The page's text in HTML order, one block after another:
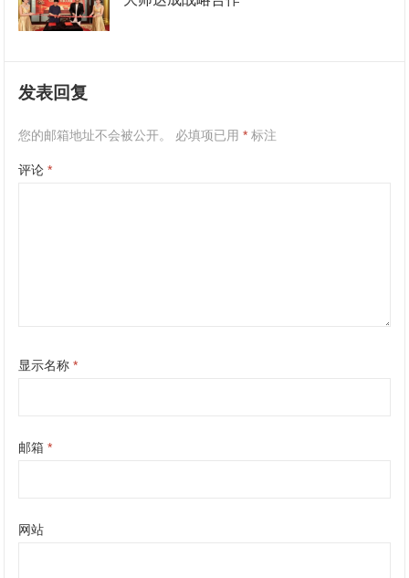
发表回复
您的邮箱地址不会被公开。 必填项已用* 标注
评论*
显示名称*
邮箱*
网站